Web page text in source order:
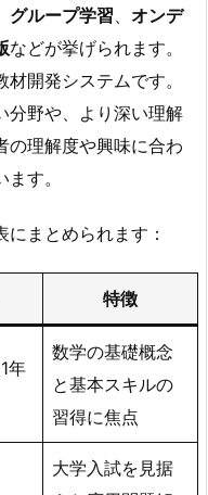
グループ学習
オンデ
などが挙げられます。
開発システムです。
分野や、より深い理解
の理解度や興味に合わ
す。
まとめられます：
特徴
年
数学の基礎概念
と基本スキルの
習得に焦点
大学入試を見据